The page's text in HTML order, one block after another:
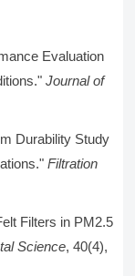
Evaluation
Journal of
Durability Study
Filtration
Filters in PM2.5
Science, 40(4),